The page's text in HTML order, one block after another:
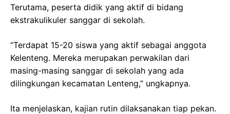
Terutama, peserta didik yang aktif di bidang
ekstrakulikuler sanggar di sekolah.
“Terdapat 15-20 siswa yang aktif sebagai anggota
Kelenteng. Mereka merupakan perwakilan dari
masing-masing sanggar di sekolah yang ada
dilingkungan kecamatan Lenteng,” ungkapnya.
Ita menjelaskan, kajian rutin dilaksanakan tiap pekan.